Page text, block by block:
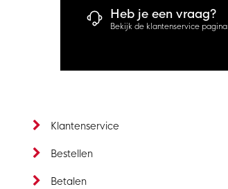
Heb je een vraag?
Bekijk de klantenservice pagina
Klantenservice
Bestellen
Betalen